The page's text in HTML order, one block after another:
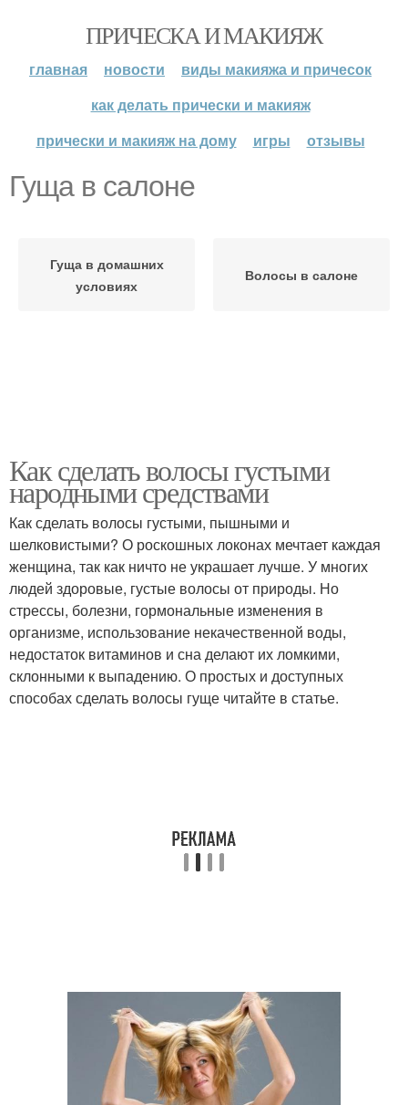
ПРИЧЕСКА И МАКИЯЖ
главная новости
виды макияжа и причесок
как делать прически и макияж
прически и макияж на дому
игры отзывы
Гуща в салоне
Гуща в домашних
условиях
Волосы в салоне
Как сделать волосы густыми
народными средствами
Как сделать волосы густыми, пышными и
шелковистыми? О роскошных локонах мечтает каждая
женщина, так как ничто не украшает лучше. У многих
людей здоровые, густые волосы от природы. Но
стрессы, болезни, гормональные изменения в
организме, использование некачественной воды,
недостаток витаминов и сна делают их ломкими,
склонными к выпадению. О простых и доступных
способах сделать волосы гуще читайте в статье.